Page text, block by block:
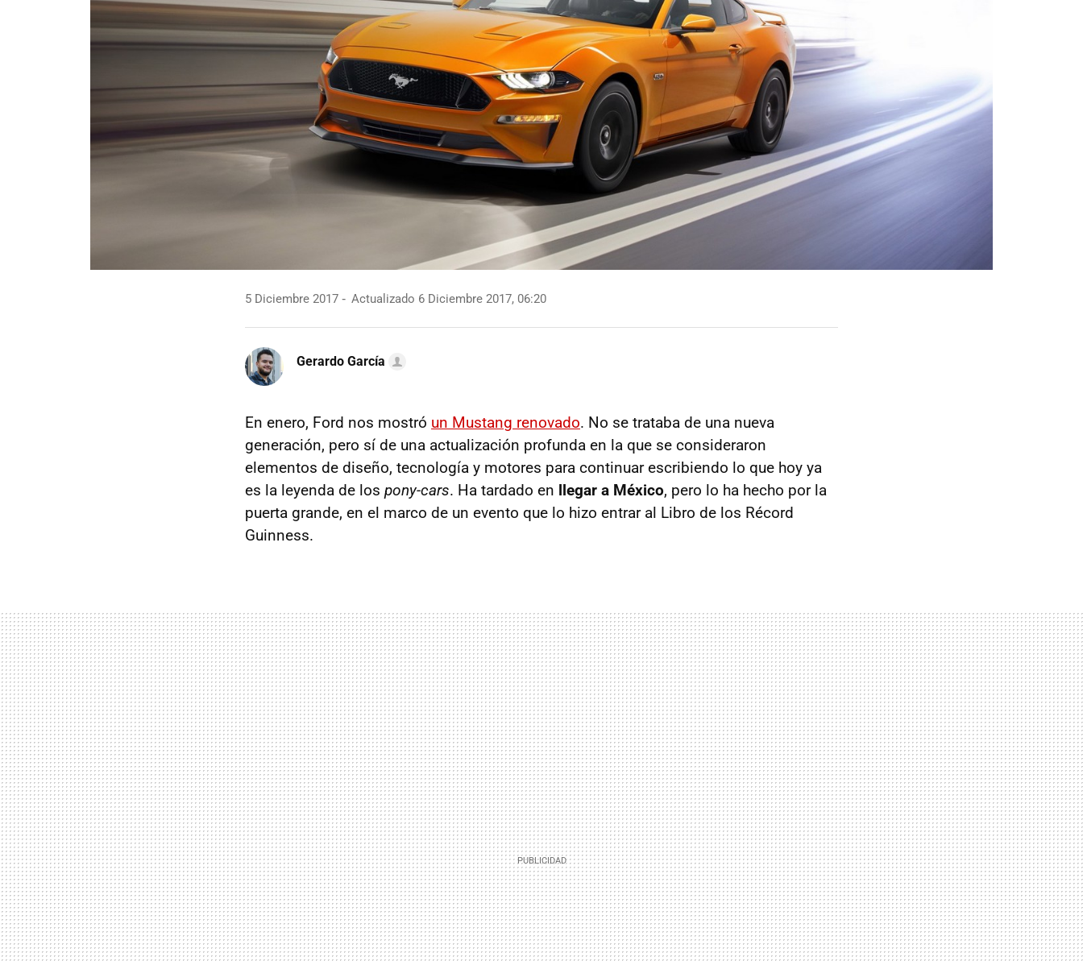
5 Diciembre 2017 Actualizado 6 Diciembre 2017, 06:20
Gerardo García
En enero, Ford nos mostró un Mustang renovado. No se trataba de una nueva
generación, pero sí de una actualización profunda en la que se consideraron
elementos de diseño, tecnología y motores para continuar escribiendo lo que hoy ya
es la leyenda de los pony-cars. Ha tardado en llegar a México, pero lo ha hecho por la
puerta grande, en el marco de un evento que lo hizo entrar al Libro de los Récord
Guinness.